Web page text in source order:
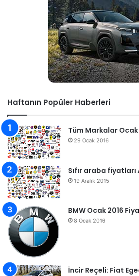
Haftanın Popüler Haberleri
Tüm Markalar
29 Ocak 2016
Sıfır araba fiyatları
19 Aralık 2015
BMW Ocak 2016
8 Ocak 2016
İncir Reçeli: Fiat